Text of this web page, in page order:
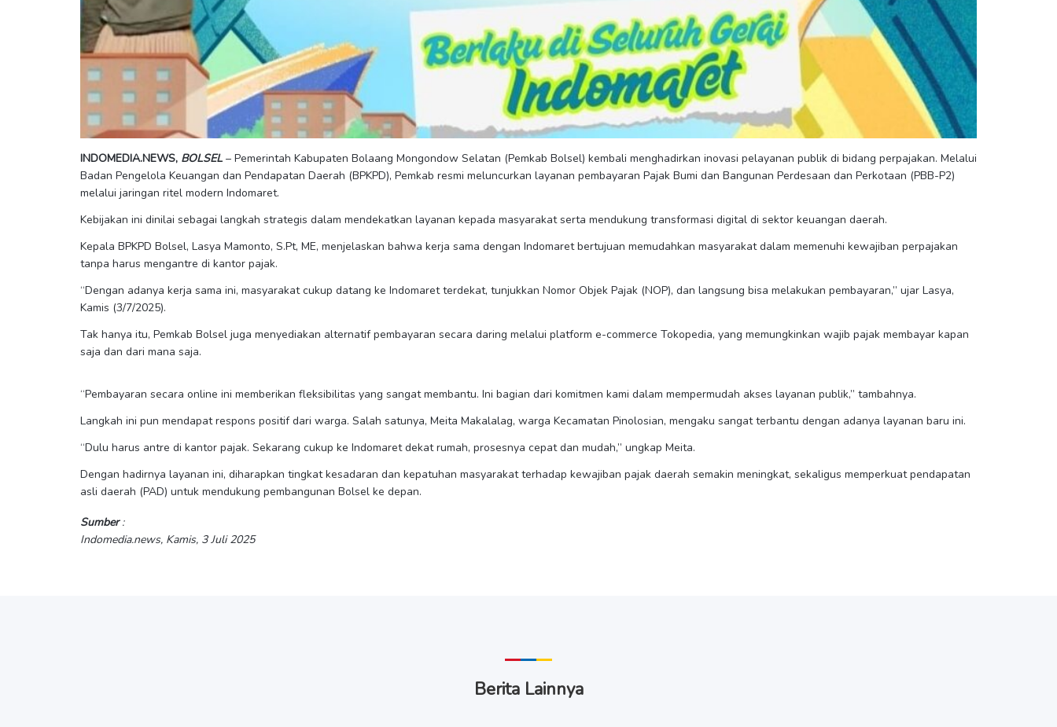
INDOMEDIA.NEWS, BOLSEL – Pemerintah Kabupaten Bolaang Mongondow Selatan (Pemkab Bolsel) kembali menghadirkan inovasi pelayanan publik di bidang perpajakan. Melalui
Badan Pengelola Keuangan dan Pendapatan Daerah (BPKPD), Pemkab resmi meluncurkan layanan pembayaran Pajak Bumi dan Bangunan Perdesaan dan Perkotaan (PBB-P2)
melalui jaringan ritel modern Indomaret.
Kebijakan ini dinilai sebagai langkah strategis dalam mendekatkan layanan kepada masyarakat serta mendukung transformasi digital di sektor keuangan daerah.
Kepala BPKPD Bolsel, Lasya Mamonto, S.Pt, ME, menjelaskan bahwa kerja sama dengan Indomaret bertujuan memudahkan masyarakat dalam memenuhi kewajiban perpajakan
tanpa harus mengantre di kantor pajak.
“Dengan adanya kerja sama ini, masyarakat cukup datang ke Indomaret terdekat, tunjukkan Nomor Objek Pajak (NOP), dan langsung bisa melakukan pembayaran,” ujar Lasya,
Kamis (3/7/2025).
Tak hanya itu, Pemkab Bolsel juga menyediakan alternatif pembayaran secara daring melalui platform e-commerce Tokopedia, yang memungkinkan wajib pajak membayar kapan
saja dan dari mana saja.
“Pembayaran secara online ini memberikan fleksibilitas yang sangat membantu. Ini bagian dari komitmen kami dalam mempermudah akses layanan publik,” tambahnya.
Langkah ini pun mendapat respons positif dari warga. Salah satunya, Meita Makalalag, warga Kecamatan Pinolosian, mengaku sangat terbantu dengan adanya layanan baru ini.
“Dulu harus antre di kantor pajak. Sekarang cukup ke Indomaret dekat rumah, prosesnya cepat dan mudah,” ungkap Meita.
Dengan hadirnya layanan ini, diharapkan tingkat kesadaran dan kepatuhan masyarakat terhadap kewajiban pajak daerah semakin meningkat, sekaligus memperkuat pendapatan
asli daerah (PAD) untuk mendukung pembangunan Bolsel ke depan.
Sumber:
Indomedia.news, Kamis, 3 Juli 2025
Berita Lainnya